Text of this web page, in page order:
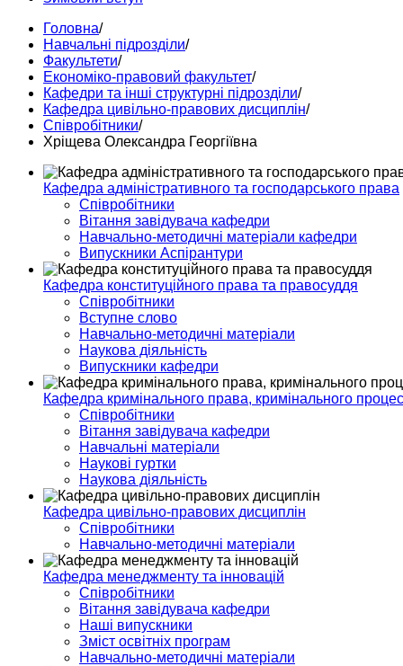
Головна/
Навчальні підрозділи/
Факультети/
Економіко-правовий факультет/
Кафедри та інші структурні підрозділи/
Кафедра цивільно-правових дисциплін/
Співробітники/
Хріщева Олександра Георгіївна
Кафедра адміністративного та господарського права
Співробітники
Вітання завідувача кафедри
Навчально-методичні матеріали кафедри
Випускники Аспірантури
Кафедра конституційного права та правосуддя
Співробітники
Вступне слово
Навчально-методичні матеріали
Наукова діяльність
Випускники кафедри
Кафедра кримінального права, кримінального
Співробітники
Вітання завідувача кафедри
Навчальні матеріали
Наукові гуртки
Наукова діяльність
Кафедра цивільно-правових дисциплін
Співробітники
Навчально-методичні матеріали
Кафедра менеджменту та інновацій
Співробітники
Вітання завідувача кафедри
Наші випускники
Зміст освітніх програм
Навчально-методичні матеріали